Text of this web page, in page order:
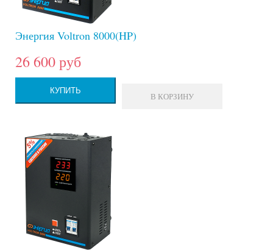
Энергия Voltron 8000(HP)
26 600 руб
КУПИТЬ
В КОРЗИНУ